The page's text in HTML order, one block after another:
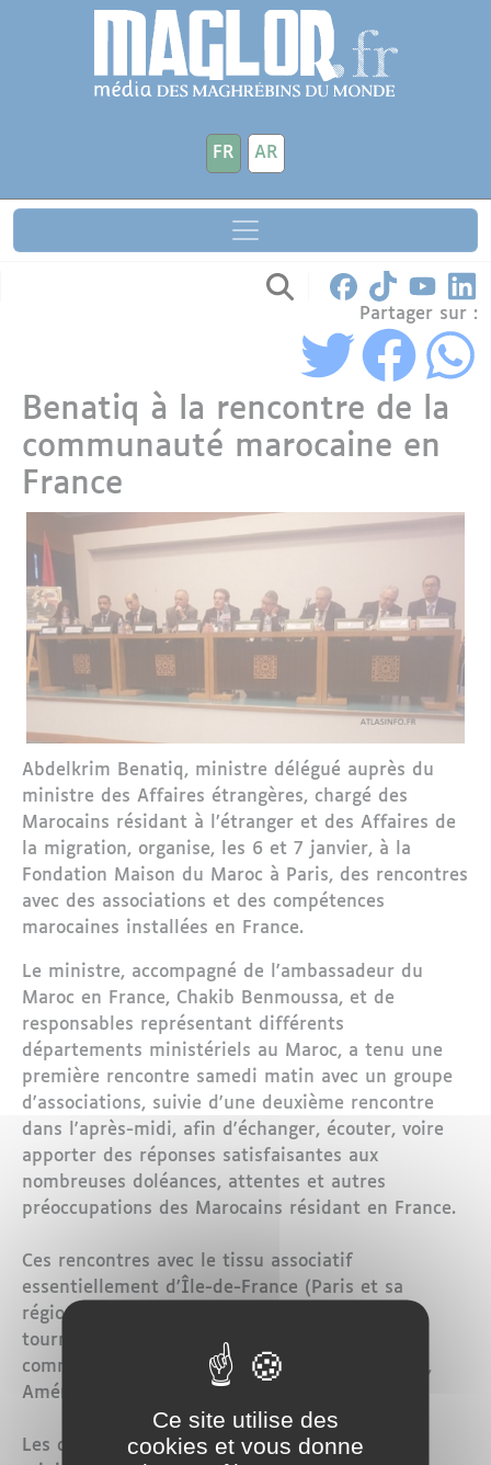
Aller au contenu principal
FR AR
Partager sur :
Benatiq à la rencontre de la
communauté marocaine en
France
Abdelkrim Benatiq, ministre délégué auprès du
ministre des Affaires étrangères, chargé des
Marocains résidant à l’étranger et des Affaires de
la migration, organise, les 6 et 7 janvier, à la
Fondation Maison du Maroc à Paris, des rencontres
avec des associations et des compétences
marocaines installées en France.
Le ministre, accompagné de l'ambassadeur du
Maroc en France, Chakib Benmoussa, et de
responsables représentant différents
départements ministériels au Maroc, a tenu une
première rencontre samedi matin avec un groupe
d'associations, suivie d'une deuxième rencontre
dans l'après-midi, afin d'échanger, écouter, voire
apporter des réponses satisfaisantes aux
nombreuses doléances, attentes et autres
préoccupations des Marocains résidant en France.
Ces rencontres avec le tissu associatif
essentiellement d’Île-de-France (Paris et sa
région) constituent la première étape d'une
tournée du ministre dans des pays où la
communauté marocaine s'est installée (Europe,
Amérique du Nord, Golfe et d'Afrique).
Les différentes thématiques abordées par le
Panneau de gestion des cookies
Ce site utilise des
cookies et vous donne